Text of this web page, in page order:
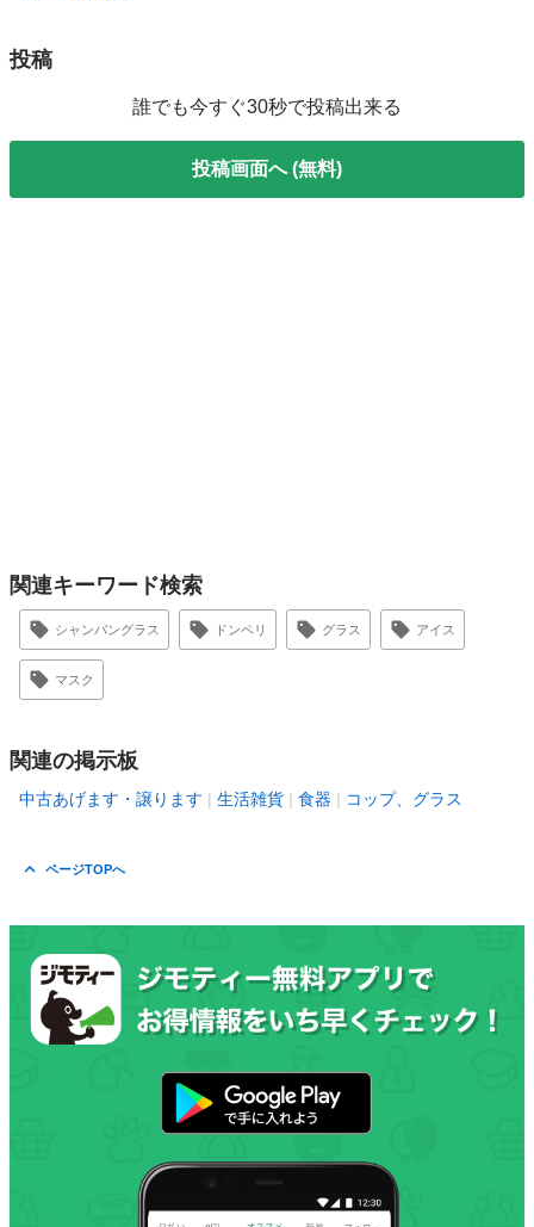
投稿
誰でも今すぐ30秒で投稿出来る
投稿画面へ (無料)
関連キーワード検索
シャンパングラス ドンペリ グラス アイス
マスク
関連の掲示板
中古あげます・譲ります 生活雑貨 食器 コップ、グラス
ページTOPへ